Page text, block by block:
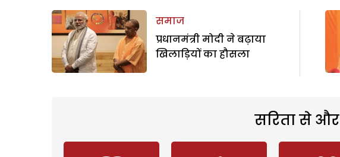
समाज
प्रधानमंत्री मोदी ने बढ़ाया
खिलाड़ियों का हौसला
सरिता से और